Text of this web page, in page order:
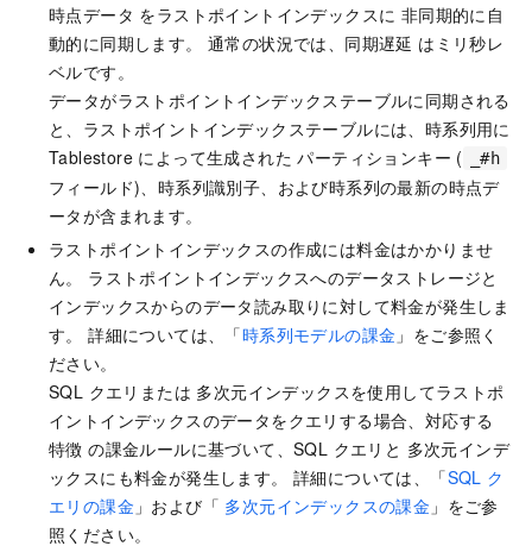
時点データ をラストポイントインデックスに 非同期的に自
動的に同期します。 通常の状況では、同期遅延 はミリ秒レ
ベルです。
データがラストポイントインデックステーブルに同期される
と、ラストポイントインデックステーブルには、時系列用に
Tablestore によって生成された パーティションキー (
_#h
フィールド)、時系列識別子、および時系列の最新の時点デ
ータが含まれます。
ラストポイントインデックスの作成には料金はかかりませ
ん。 ラストポイントインデックスへのデータストレージと
インデックスからのデータ読み取りに対して料金が発生しま
す。 詳細については、「時系列モデルの課金 」をご参照く
ださい。
SQL クエリまたは 多次元インデックスを使用してラストポ
イントインデックスのデータをクエリする場合、対応する
特徴 の課金ルールに基づいて、SQL クエリと 多次元インデ
ックスにも料金が発生します。 詳細については、「SQL ク
エリの課金 」および「 多次元インデックスの課金 」をご参
照ください。